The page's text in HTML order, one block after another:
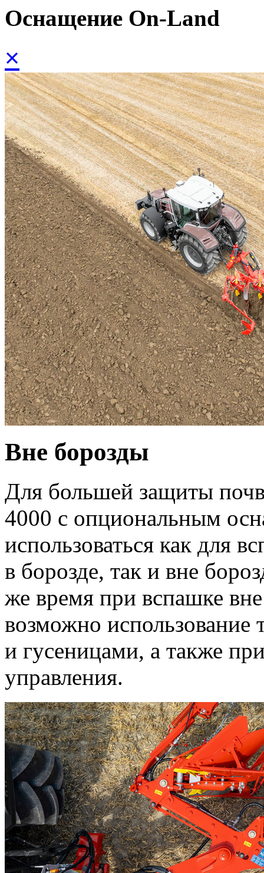
Оснащение On-Land
×
Вне борозды
Для большей защиты
4000 с опциональным
использоваться как для
в борозде, так и вне
же время при вспашке
возможно
и гусеницами, а также
управления.